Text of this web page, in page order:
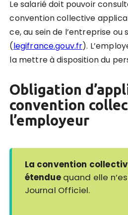
Le salarié doit pouvoir
convention collective
ce, au sein de l’entreprise ou
(legifrance.gouv.fr).
la mettre à disposition du
Obligation
convention
l’employeur
La convention
étenduequand elle
Journal Officiel.